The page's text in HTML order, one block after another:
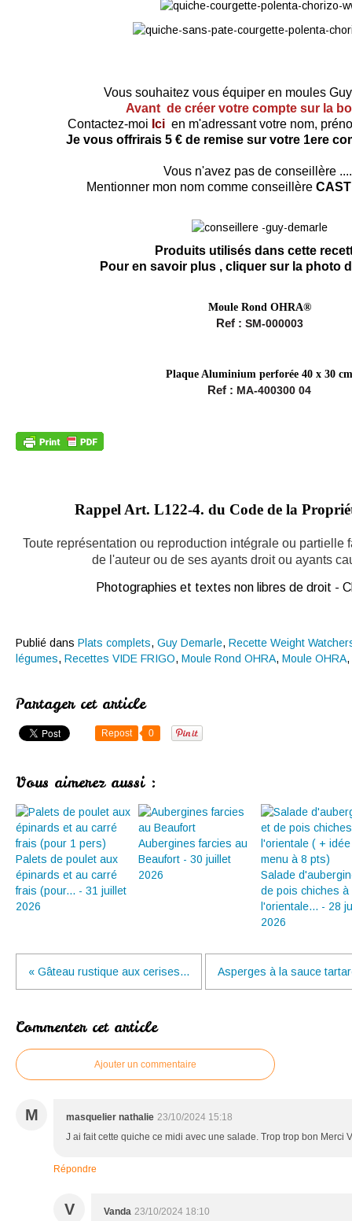
Vous souhaitez vous équiper en moules
Avant de créer votre compte sur la
Contactez-moi Ici en m'adressant votre nom,
Je vous offrirais 5 € de remise sur votre 1ere
Vous n'avez pas de conseillère
Mentionner mon nom comme conseillère
Produits utilisés dans cette
Pour en savoir plus , cliquer sur la photo
Moule Rond OHRA®
Ref : SM-000003
Plaque Aluminium perforée 40 x 30 cm
Ref : MA-400300 04
Rappel Art. L122-4. du Code de la
Toute représentation ou reproduction intégrale ou partielle
de l'auteur ou de ses ayants droit ou ayants
Photographies et textes non libres de droit -
Publié dans Plats complets, Guy Demarle, Recette Weight
légumes, Recettes VIDE FRIGO, Moule Rond OHRA, Moule OHRA,
Partager cet article
Repost 0
Vous aimerez aussi :
Palets de poulet aux
épinards et au carré
frais (pour... - 31 juillet
2026
Aubergines farcies au
Beaufort - 30 juillet
2026
Salade
de pois chiches à
l'orientale... - 28
2026
« Gâteau rustique aux cerises... Asperges à la sauce
Commenter cet article
Ajouter un commentaire
M masquelier nathalie 23/10/2024 15:18
J ai fait cette quiche ce midi avec une salade. Trop trop bon Merci
Répondre
V Vanda 23/10/2024 18:10